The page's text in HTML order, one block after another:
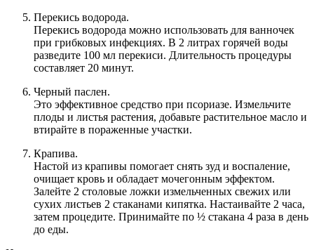
Перекись водорода.
Перекись водорода можно использовать для ванночек
при грибковых инфекциях. В 2 литрах горячей воды
разведите 100 мл перекиси. Длительность процедуры
составляет 20 минут.
Черный паслен.
Это эффективное средство при псориазе. Измельчите
плоды и листья растения, добавьте растительное масло и
втирайте в пораженные участки.
Крапива.
Настой из крапивы помогает снять зуд и воспаление,
очищает кровь и обладает мочегонным эффектом.
Залейте 2 столовые ложки измельченных свежих или
сухих листьев 2 стаканами кипятка. Настаивайте 2 часа,
затем процедите. Принимайте по ½ стакана 4 раза в день
до еды.